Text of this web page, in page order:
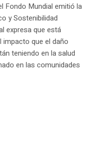
Fondo Mundial emitió la
y Sostenibilidad
expresa que está
impacto que el daño
teniendo en la salud
en las comunidades